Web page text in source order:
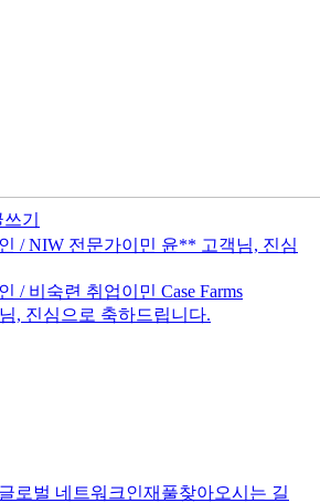
기
/ NIW 전문가이민 윤** 고객님, 진심
/ 비숙련 취업이민 Case Farms
, 진심으로 축하드립니다.
글로벌 네트워크인재풀찾아오시는 길